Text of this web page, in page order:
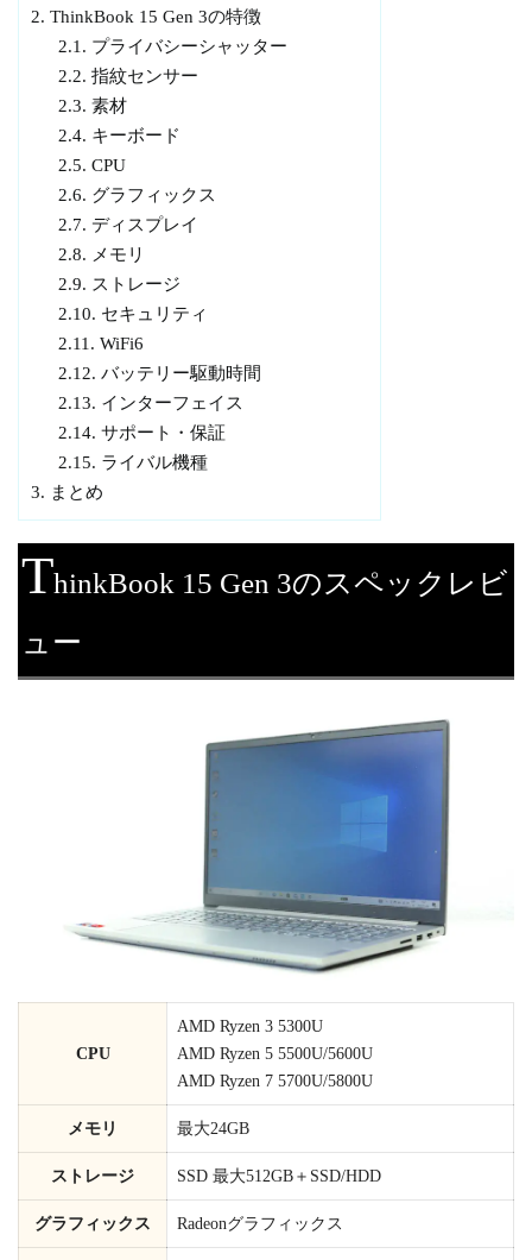
2. ThinkBook 15 Gen 3の特徴
2.1. プライバシーシャッター
2.2. 指紋センサー
2.3. 素材
2.4. キーボード
2.5. CPU
2.6. グラフィックス
2.7. ディスプレイ
2.8. メモリ
2.9. ストレージ
2.10. セキュリティ
2.11. WiFi6
2.12. バッテリー駆動時間
2.13. インターフェイス
2.14. サポート・保証
2.15. ライバル機種
3. まとめ
ThinkBook 15 Gen 3のスペックレビ
ュー
CPU
AMD Ryzen 3 5300U
AMD Ryzen 5 5500U/5600U
AMD Ryzen 7 5700U/5800U
メモリ 最大24GB
ストレージ SSD 最大512GB＋SSD/HDD
グラフィックス Radeonグラフィックス